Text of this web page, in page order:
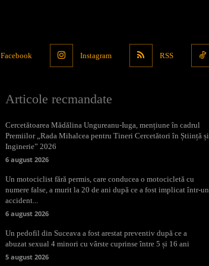
Facebook Instagram RSS
Articole recmandate
Cercetătoarea Mădălina Ungureanu-Iuga, mențiune în cadrul
Premiilor „Rada Mihalcea pentru Tineri Cercetători în Știință și
Inginerie” 2026
6 august 2026
Un motociclist fără permis, care conducea o motocicletă cu
numere false, a murit la 20 de ani după ce a fost implicat într-un
accident...
6 august 2026
Un pedofil din Suceava a fost arestat preventiv după ce a
abuzat sexual 4 minori cu vârste cuprinse între 5 și 16 ani
5 august 2026